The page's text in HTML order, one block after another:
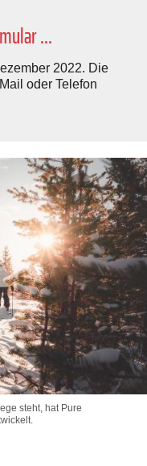
...
2022. Die
oder Telefon
steht, hat Pure